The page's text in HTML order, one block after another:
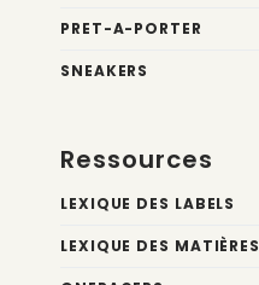
PRET-A-PORTER
SNEAKERS
Ressources
LEXIQUE DES LABELS
LEXIQUE DES MATIÈRES